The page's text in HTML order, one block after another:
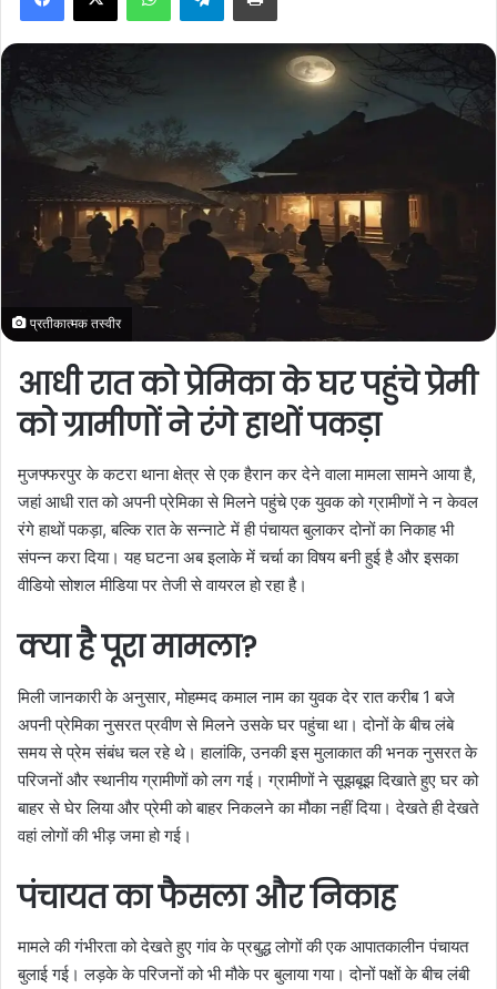
a
i
l
प्रतीकात्मक तस्वीर
आधी रात को प्रेमिका के घर पहुंचे प्रेमी
को ग्रामीणों ने रंगे हाथों पकड़ा
मुजफ्फरपुर के कटरा थाना क्षेत्र से एक हैरान कर देने वाला मामला सामने आया है,
जहां आधी रात को अपनी प्रेमिका से मिलने पहुंचे एक युवक को ग्रामीणों ने न केवल
रंगे हाथों पकड़ा, बल्कि रात के सन्नाटे में ही पंचायत बुलाकर दोनों का निकाह भी
संपन्न करा दिया। यह घटना अब इलाके में चर्चा का विषय बनी हुई है और इसका
वीडियो सोशल मीडिया पर तेजी से वायरल हो रहा है।
क्या है पूरा मामला?
मिली जानकारी के अनुसार, मोहम्मद कमाल नाम का युवक देर रात करीब 1 बजे
अपनी प्रेमिका नुसरत प्रवीण से मिलने उसके घर पहुंचा था। दोनों के बीच लंबे
समय से प्रेम संबंध चल रहे थे। हालांकि, उनकी इस मुलाकात की भनक नुसरत के
परिजनों और स्थानीय ग्रामीणों को लग गई। ग्रामीणों ने सूझबूझ दिखाते हुए घर को
बाहर से घेर लिया और प्रेमी को बाहर निकलने का मौका नहीं दिया। देखते ही देखते
वहां लोगों की भीड़ जमा हो गई।
पंचायत का फैसला और निकाह
मामले की गंभीरता को देखते हुए गांव के प्रबुद्ध लोगों की एक आपातकालीन पंचायत
बुलाई गई। लड़के के परिजनों को भी मौके पर बुलाया गया। दोनों पक्षों के बीच लंबी